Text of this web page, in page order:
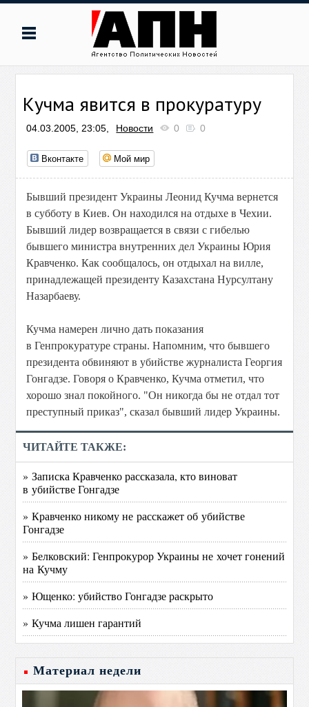
Кучма явится в прокуратуру
04.03.2005, 23:05, Новости 0 0
Вконтакте Мой мир
Бывший президент Украины Леонид Кучма вернется
в субботу в Киев. Он находился на отдыхе в Чехии.
Бывший лидер возвращается в связи с гибелью
бывшего министра внутренних дел Украины Юрия
Кравченко. Как сообщалось, он отдыхал на вилле,
принадлежащей президенту Казахстана Нурсултану
Назарбаеву.
Кучма намерен лично дать показания
в Генпрокуратуре страны. Напомним, что бывшего
президента обвиняют в убийстве журналиста Георгия
Гонгадзе. Говоря о Кравченко, Кучма отметил, что
хорошо знал покойного. "Он никогда бы не отдал тот
преступный приказ", сказал бывший лидер Украины.
ЧИТАЙТЕ ТАКЖЕ:
» Записка Кравченко рассказала, кто виноват
в убийстве Гонгадзе
» Кравченко никому не расскажет об убийстве
Гонгадзе
» Белковский: Генпрокурор Украины не хочет гонений
на Кучму
» Ющенко: убийство Гонгадзе раскрыто
» Кучма лишен гарантий
Материал недели